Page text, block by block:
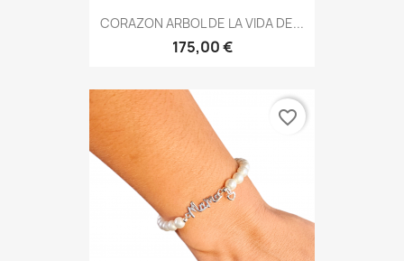
CORAZON ARBOL DE LA VIDA DE...
175,00 €
favorite_border